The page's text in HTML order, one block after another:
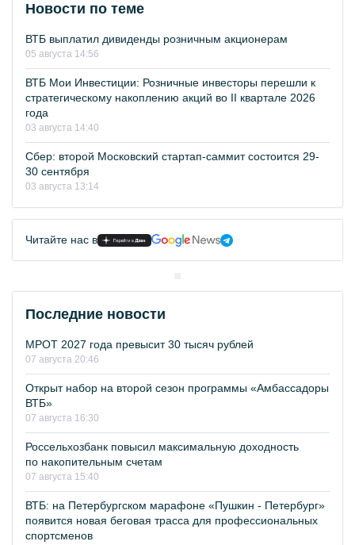
Новости по теме
ВТБ выплатил дивиденды розничным акционерам
05 августа 14:56
ВТБ Мои Инвестиции: Розничные инвесторы перешли к
стратегическому накоплению акций во II квартале 2026
года
03 августа 14:40
Сбер: второй Московский стартап-саммит состоится 29-
30 сентября
03 августа 13:14
Читайте нас в
Последние новости
МРОТ 2027 года превысит 30 тысяч рублей
07 августа 20:46
Открыт набор на второй сезон программы «Амбассадоры
ВТБ»
07 августа 16:30
Россельхозбанк повысил максимальную доходность
по накопительным счетам
07 августа 15:40
ВТБ: на Петербургском марафоне «Пушкин - Петербург»
появится новая беговая трасса для профессиональных
спортсменов